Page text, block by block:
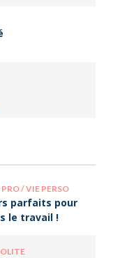
/ VIE PERSO
parfaits pour
le travail !